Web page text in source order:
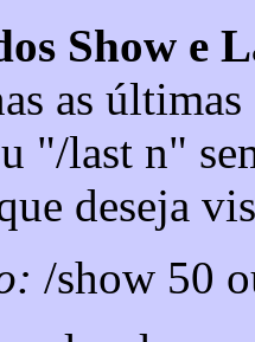
Show e
as últimas
"/last n"
deseja
/show 50